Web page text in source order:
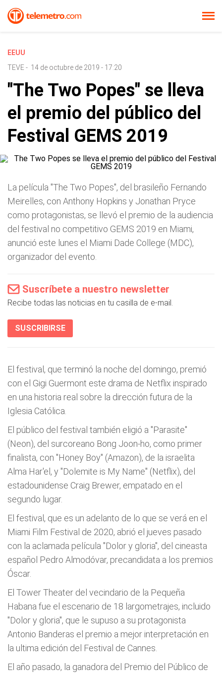
EEUU
TEVE- 14 de octubre de 2019 - 17:20
"The Two Popes" se lleva
el premio del público del
Festival GEMS 2019
La película "The Two Popes", del brasileño Fernando
Meirelles, con Anthony Hopkins y Jonathan Pryce
como protagonistas, se llevó el premio de la audiencia
del festival no competitivo GEMS 2019 en Miami,
anunció este lunes el Miami Dade College (MDC),
organizador del evento.
Suscríbete a nuestro newsletter
Recibe todas las noticias en tu casilla de e-mail.
SUSCRIBIRSE
El festival, que terminó la noche del domingo, premió
con el Gigi Guermont este drama de Netflix inspirado
en una historia real sobre la dirección futura de la
Iglesia Católica.
El público del festival también eligió a "Parasite"
(Neon), del surcoreano Bong Joon-ho, como primer
finalista, con "Honey Boy" (Amazon), de la israelita
Alma Har'el, y "Dolemite is My Name" (Netflix), del
estadounidense Craig Brewer, empatado en el
segundo lugar.
El festival, que es un adelanto de lo que se verá en el
Miami Film Festival de 2020, abrió el jueves pasado
con la aclamada película "Dolor y gloria", del cineasta
español Pedro Almodóvar, precandidata a los premios
Óscar.
El Tower Theater del vecindario de la Pequeña
Habana fue el escenario de 18 largometrajes, incluido
"Dolor y gloria", que le supuso a su protagonista
Antonio Banderas el premio a mejor interpretación en
la ultima edición del Festival de Cannes.
El año pasado, la ganadora del Premio del Público de